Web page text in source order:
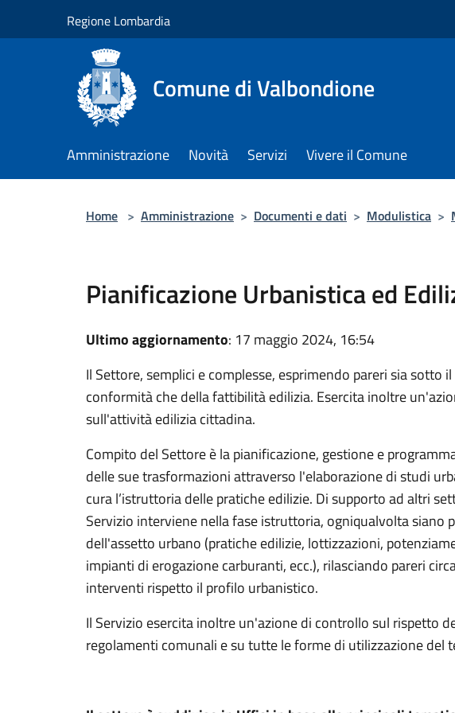
Regione Lombardia
Comune di Valbondione
Amministrazione Novità Servizi Vivere il Comune
Home > Amministrazione > Documenti e dati > Modulistica >
Pianificazione Urbanistica ed
Ultimo aggiornamento: 17 maggio 2024, 16:54
Il Settore, semplici e complesse, esprimendo pareri sia sotto
conformità che della fattibilità edilizia. Esercita inoltre
sull'attività edilizia cittadina.
Compito del Settore è la pianificazione, gestione e
delle sue trasformazioni attraverso l'elaborazione di studi
cura l’istruttoria delle pratiche edilizie. Di supporto ad altri
Servizio interviene nella fase istruttoria, ogniqualvolta siano
dell'assetto urbano (pratiche edilizie, lottizzazioni,
impianti di erogazione carburanti, ecc.), rilasciando pareri
interventi rispetto il profilo urbanistico.
Il Servizio esercita inoltre un'azione di controllo sul rispetto
regolamenti comunali e su tutte le forme di utilizzazione del